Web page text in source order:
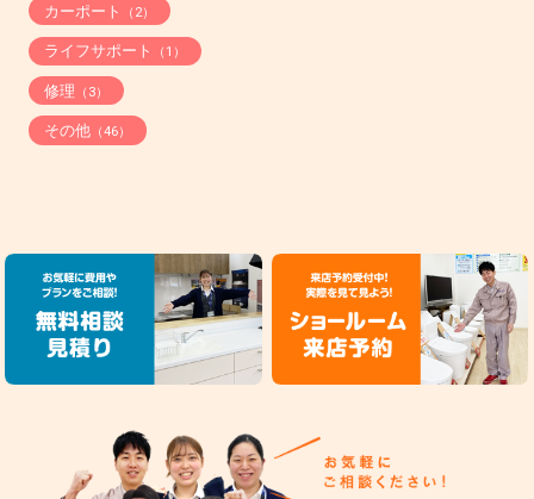
カーポート （2）
ライフサポート （1）
修理 （3）
その他（46）